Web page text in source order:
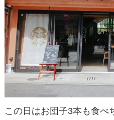
この日はお団子3本も食べ